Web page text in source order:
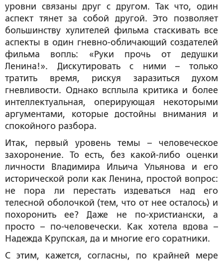
уровни связаны друг с другом. Так что, один
аспект тянет за собой другой. Это позволяет
большинству хулителей фильма стаскивать все
аспекты в один гневно-обличающий создателей
фильма вопль: «Руки прочь от дедушки
Ленина!». Дискутировать с ними – только
тратить время, рискуя заразиться духом
гневливости. Однако всплыла критика и более
интеллектуальная, оперирующая некоторыми
аргументами, которые достойны внимания и
спокойного разбора.
Итак, первый уровень темы – человеческое
захоронение. То есть, без какой-либо оценки
личности Владимира Ильича Ульянова и его
исторической роли как Ленина, простой вопрос:
не пора ли перестать издеваться над его
телесной оболочкой (тем, что от нее осталось) и
похоронить ее? Даже не по-христиански, а
просто – по-человечески. Как хотела вдова –
Надежда Крупская, да и многие его соратники.
С этим, кажется, согласны, по крайней мере